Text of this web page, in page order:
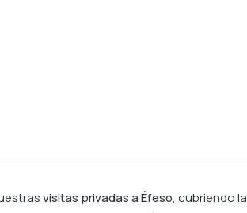
visitas privadas a Éfeso, cubriendo la